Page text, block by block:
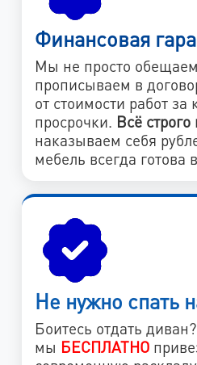
Финансовая
Мы не просто
прописываем в
от стоимости работ
просрочки. Всё
наказываем себя
мебель всегда готова
Не нужно спать
Боитесь отдать
мы БЕСПЛАТНО